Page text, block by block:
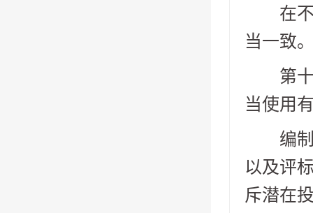
在不
当一致
第十
当使用
编制
以及评
斥潜在